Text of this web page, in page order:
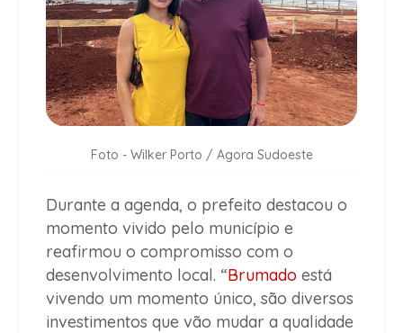
Foto - Wilker Porto / Agora Sudoeste
Durante a agenda, o prefeito destacou o
momento vivido pelo município e
reafirmou o compromisso com o
desenvolvimento local. “Brumado está
vivendo um momento único, são diversos
investimentos que vão mudar a qualidade